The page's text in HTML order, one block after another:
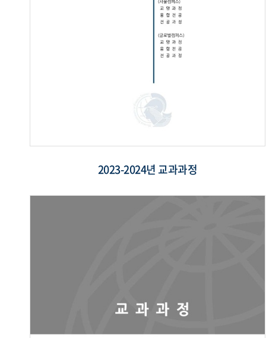
2023-2024년 교과과정